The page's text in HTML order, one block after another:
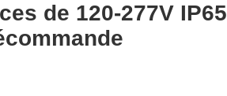
de 120-277V IP65